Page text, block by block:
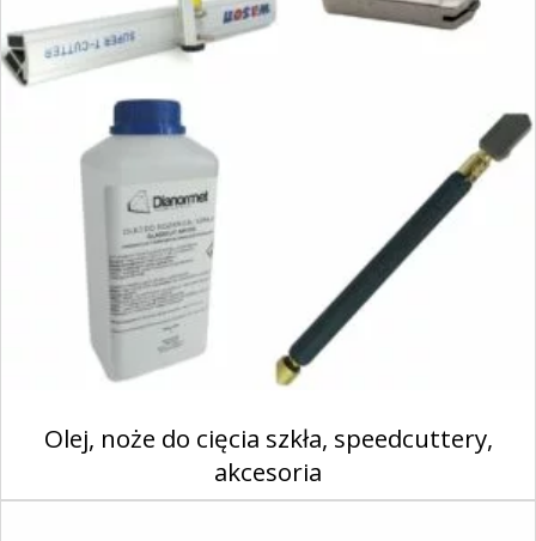
Olej, noże do cięcia szkła, speedcuttery,
akcesoria